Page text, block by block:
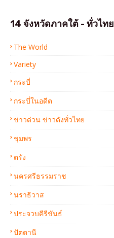
14 จังหวัดภาคใต้ - ทั่วไทย
The World
Variety
กระบี่
กระบี่ในอดีต
ข่าวด่วน ข่าวดังทั่วไทย
ชุมพร
ตรัง
นครศรีธรรมราช
นราธิวาส
ประจวบคีรีขันธ์
ปัตตานี